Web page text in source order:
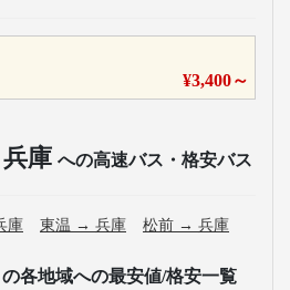
¥3,400～
兵庫 への高速バス・格安バス
庫 東温 → 兵庫 松前 → 兵庫
の各地域への最安値/格安一覧